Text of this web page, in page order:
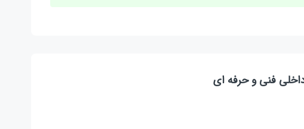
فنی و حرفه ای